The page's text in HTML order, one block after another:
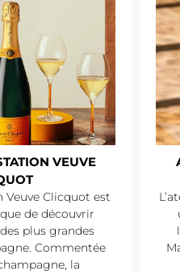
VEUVE
Veuve Clicquot est
de découvrir
plus grandes
Commentée
la